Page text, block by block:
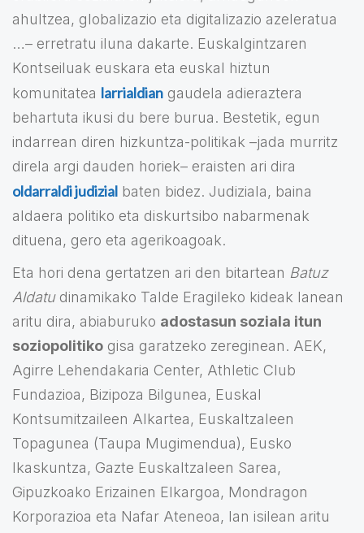
ahultzea, globalizazio eta digitalizazio azeleratua
…– erretratu iluna dakarte. Euskalgintzaren
Kontseiluak euskara eta euskal hiztun
komunitatea larrialdian gaudela adieraztera
behartuta ikusi du bere burua. Bestetik, egun
indarrean diren hizkuntza-politikak –jada murritz
direla argi dauden horiek– eraisten ari dira
oldarraldi judizial baten bidez. Judiziala, baina
aldaera politiko eta diskurtsibo nabarmenak
dituena, gero eta agerikoagoak.
Eta hori dena gertatzen ari den bitartean Batuz
Aldatudinamikako Talde Eragileko kideak lanean
aritu dira, abiaburuko adostasun soziala itun
soziopolitiko gisa garatzeko zereginean. AEK,
Agirre Lehendakaria Center, Athletic Club
Fundazioa, Bizipoza Bilgunea, Euskal
Kontsumitzaileen Alkartea, Euskaltzaleen
Topagunea (Taupa Mugimendua), Eusko
Ikaskuntza, Gazte Euskaltzaleen Sarea,
Gipuzkoako Erizainen Elkargoa, Mondragon
Korporazioa eta Nafar Ateneoa, lan isilean aritu